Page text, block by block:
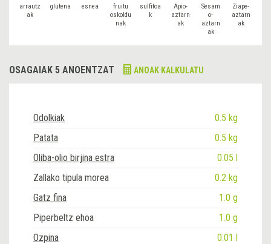
arrautz
ak
glutena esnea
fruitu
oskoldu
nak
sulfitoa
k
Apio-
aztarn
ak
Sesam
o-
aztarn
ak
Ziape-
aztarn
ak
OSAGAIAK 5 ANOENTZAT ANOAK KALKULATU
Odolkiak
0.5 kg
Patata
0.5 kg
Oliba-olio birjina estra
0.05 l
Zallako tipula morea
0.2 kg
Gatz fina
1.0 g
Piperbeltz ehoa
1.0 g
Ozpina
0.01 l